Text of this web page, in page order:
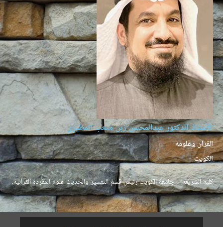
الأستاذ الدكتور عبدالمحسن زبن متعب المطيري
القرآن وعلومه
الكويت
كلية الشريعة – جامعة الكويت رئيس قسم التفسير والحديث علوم المفردة القرآنية.